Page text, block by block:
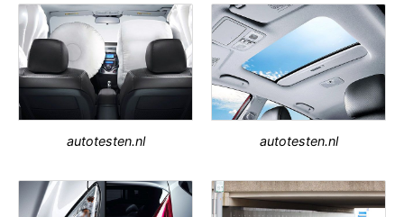
autotesten.nl autotesten.nl